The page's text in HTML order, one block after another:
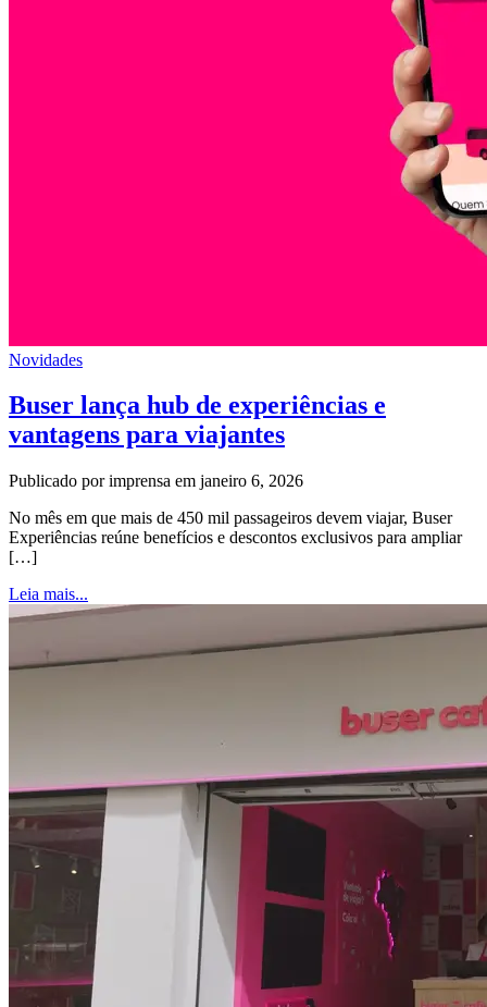
Novidades
Buser lança hub de experiências e
vantagens para viajantes
Publicado por imprensa em janeiro 6, 2026
No mês em que mais de 450 mil passageiros devem viajar, Buser
Experiências reúne benefícios e descontos exclusivos para ampliar
[…]
Leia mais...